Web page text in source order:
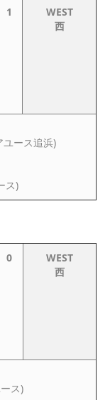
1
WEST
西
ース追浜)
ス)
0
WEST
西
ス)